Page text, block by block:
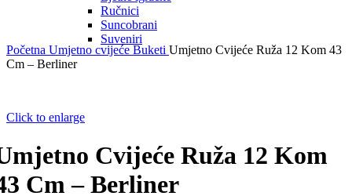
Ručnici
Suncobrani
Suveniri
Početna Umjetno cvijeće Buketi Umjetno Cvijeće Ruža 12 Kom 43
Cm – Berliner
Click to enlarge
Cvijeće Ruža 12 Kom
Cm – Berliner